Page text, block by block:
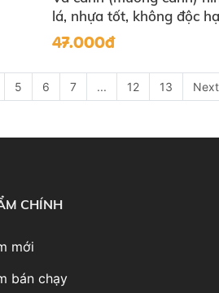
lá, nhựa tốt, không độc
47.000đ
5 6 7 ... 12 13 Next
CHÍNH
mới
bán chạy